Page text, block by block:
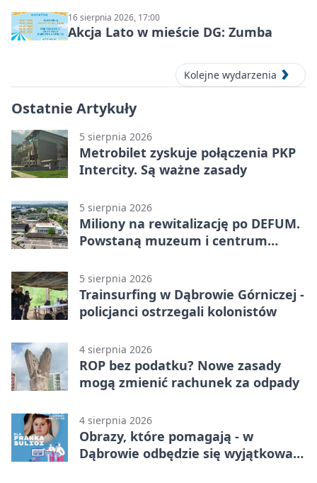
16 sierpnia 2026, 17:00
Akcja Lato w mieście DG: Zumba
Kolejne wydarzenia
Ostatnie Artykuły
5 sierpnia 2026
Metrobilet zyskuje połączenia PKP
Intercity. Są ważne zasady
5 sierpnia 2026
Miliony na rewitalizację po DEFUM.
Powstaną muzeum i centrum
5 sierpnia 2026
Trainsurfing w Dąbrowie Górniczej -
policjanci ostrzegali kolonistów
4 sierpnia 2026
ROP bez podatku? Nowe zasady
mogą zmienić rachunek za odpady
4 sierpnia 2026
Obrazy, które pomagają - w
Dąbrowie odbędzie się wyjątkowa